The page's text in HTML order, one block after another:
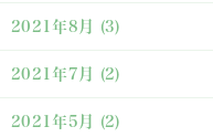
2021年8月 (3)
2021年7月 (2)
2021年5月 (2)